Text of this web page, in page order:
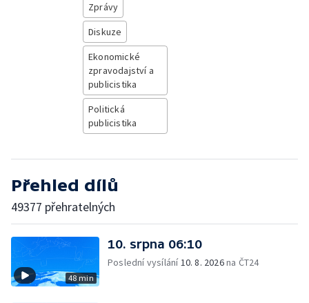
Zprávy
Diskuze
Ekonomické
zpravodajství a
publicistika
Politická
publicistika
Přehled dílů
49377 přehratelných
48 min
10. srpna 06:10
Poslední vysílání10. 8. 2026na ČT24